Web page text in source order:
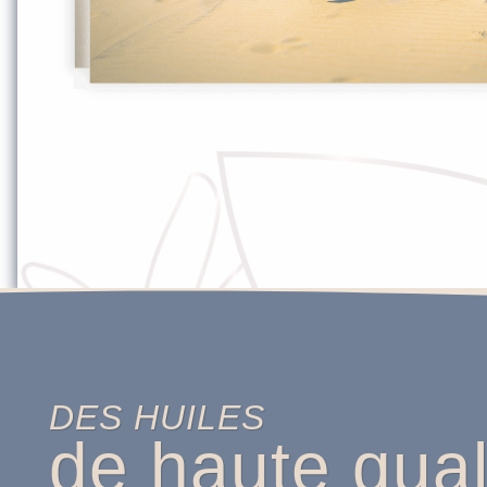
DES HUILES
de haute